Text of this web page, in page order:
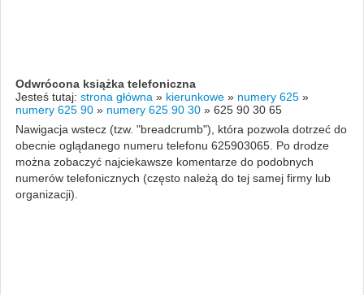
Odwrócona książka telefoniczna
Jesteś tutaj: strona główna » kierunkowe » numery 625 »
numery 625 90 » numery 625 90 30 » 625 90 30 65
Nawigacja wstecz (tzw. "breadcrumb"), która pozwola dotrzeć do
obecnie oglądanego numeru telefonu 625903065. Po drodze
można zobaczyć najciekawsze komentarze do podobnych
numerów telefonicznych (często należą do tej samej firmy lub
organizacji).